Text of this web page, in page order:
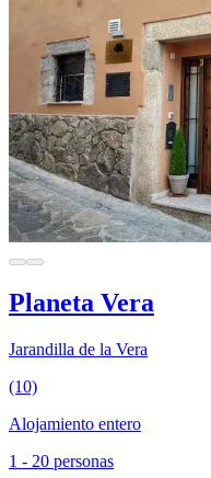
Planeta Vera
Jarandilla de la Vera
(10)
Alojamiento entero
1 - 20 personas